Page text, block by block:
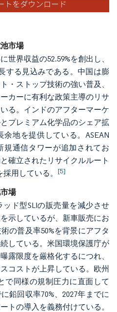
市場
世界収益の52.59%を創出し、
する見込みである。中国は膨
・ストップ技術の強い普及、
カーに有利な政策主導のリサ
る。インドのアフターマーケ
プレミアム化学品のシェア拡
地を提供している。ASEAN
規通信タワーが追加されてお
確立されたリサイクルルート
用している。 [5]
場
ド型SLIの販売量を減少させ
示しているが、新車販売にお
の普及率50%を背景にアフタ
している。米国環境保護庁が
露限度を厳格化するにつれ、
コストが上昇している。欧州
で同様の規制圧力に直面して
鉛回収率70%、2027年までに
トの導入を義務付けている。